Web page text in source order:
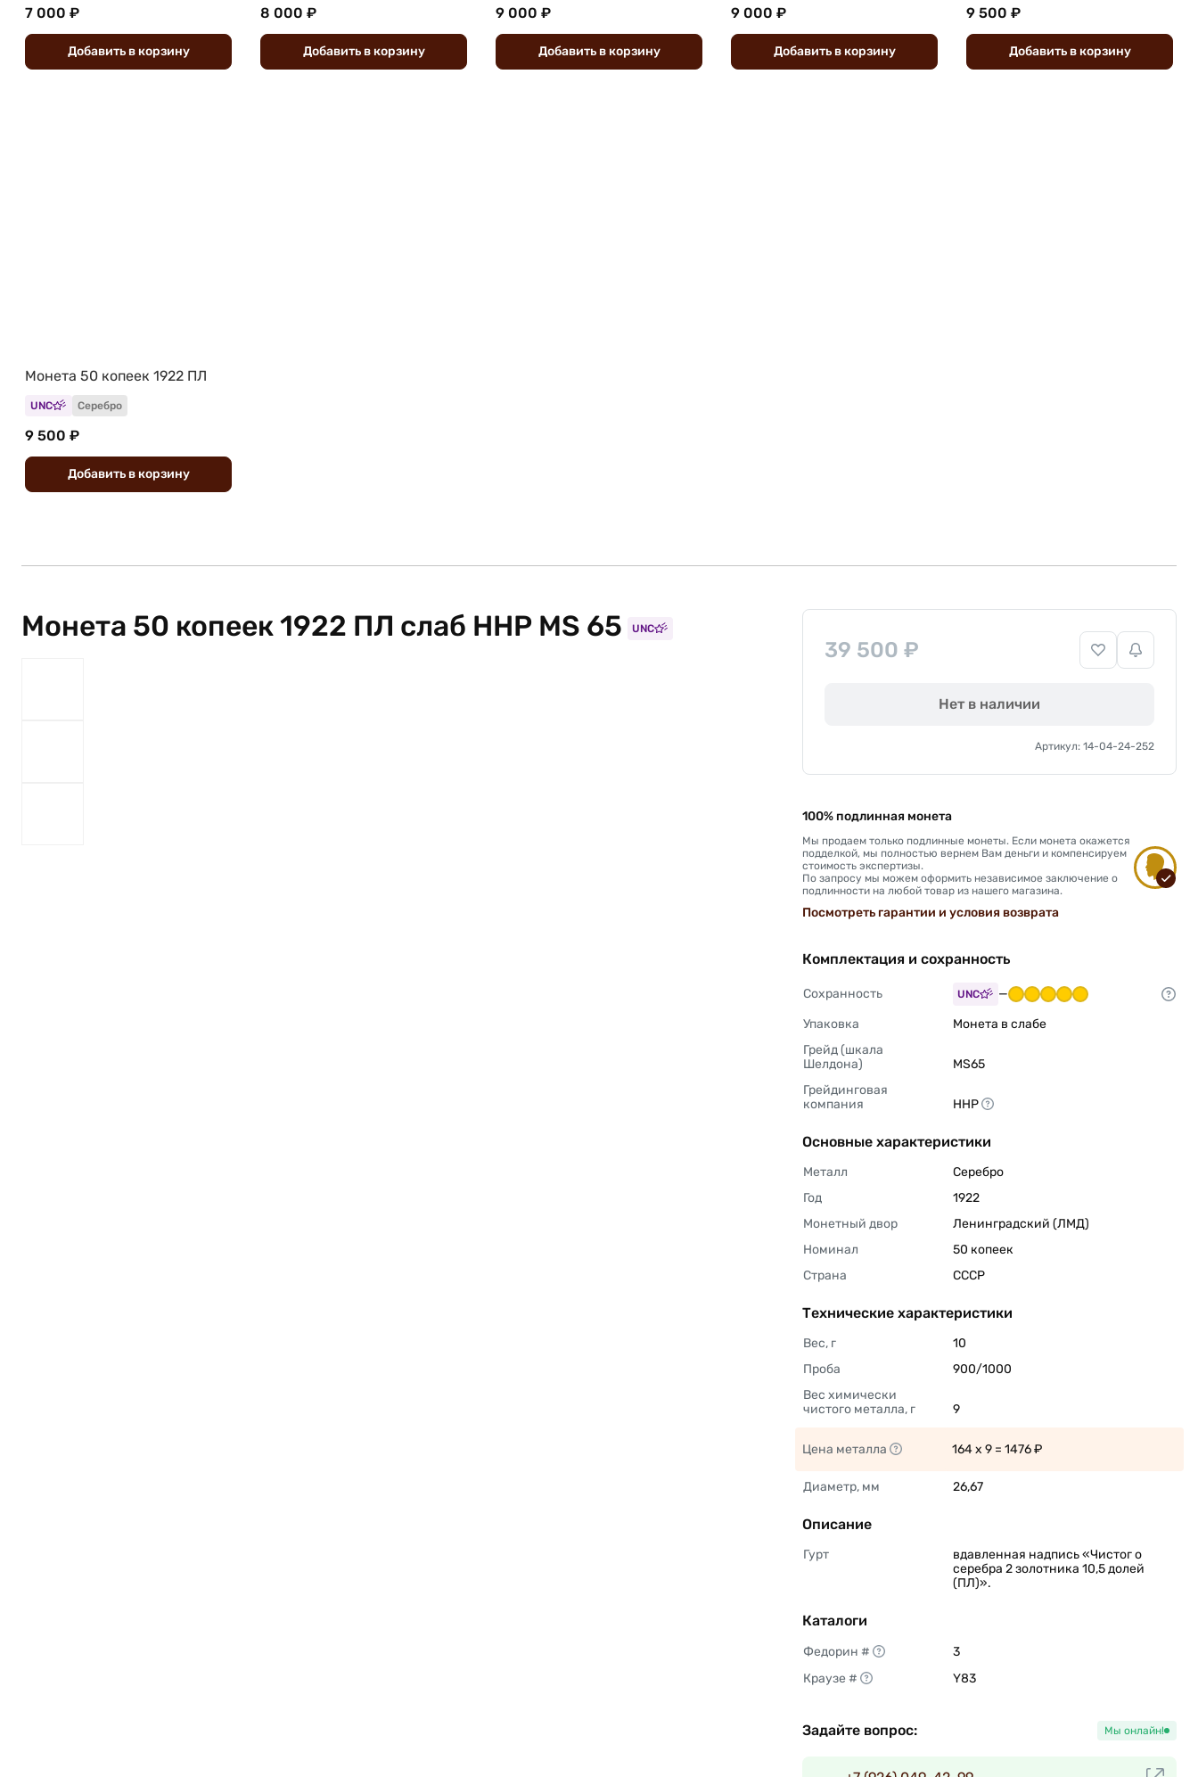
7 000 ₽
Добавить вкорзину
8 000 ₽
Добавить вкорзину
9 000 ₽
Добавить вкорзину
9 000 ₽
Добавить вкорзину
9 500 ₽
Добавить вкорзину
Монета 50 копеек 1922 ПЛ
UNC Серебро
9 500 ₽
Добавить вкорзину
Монета 50 копеек 1922 ПЛ слаб ННР MS 65 UNC
39 500 ₽
Нет в наличии
Артикул: 14-04-24-252
100% подлинная монета
Мы продаем только подлинные монеты. Если монета окажется
подделкой, мы полностью вернем Вам деньги и компенсируем
стоимость экспертизы.
По запросу мы можем оформить независимое заключение о
подлинности на любой товар из нашего магазина.
Посмотреть гарантии и условия возврата
Комплектация и сохранность
Сохранность UNC
—
Упаковка
Монета в слабе
Грейд (шкала
Шелдона)
MS65
Грейдинговая
компания
ННР
Основные характеристики
Металл
Серебро
Год
1922
Монетный двор
Ленинградский (ЛМД)
Номинал
50 копеек
Страна
СССР
Технические характеристики
Вес, г
10
Проба
900/1000
Вес химически
чистого металла, г
9
Цена металла 164 x 9 = 1476 ₽
Диаметр, мм 26,67
Описание
Гурт
вдавленная надпись «Чистог о
серебра 2 золотника 10,5 долей
(ПЛ)».
Каталоги
Федорин #
3
Краузе #
Y83
Задайте вопрос: Мы онлайн!